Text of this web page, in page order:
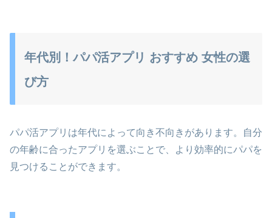
年代別！パパ活アプリ おすすめ 女性の選
び方
パパ活アプリは年代によって向き不向きがあります。自分
の年齢に合ったアプリを選ぶことで、より効率的にパパを
見つけることができます。